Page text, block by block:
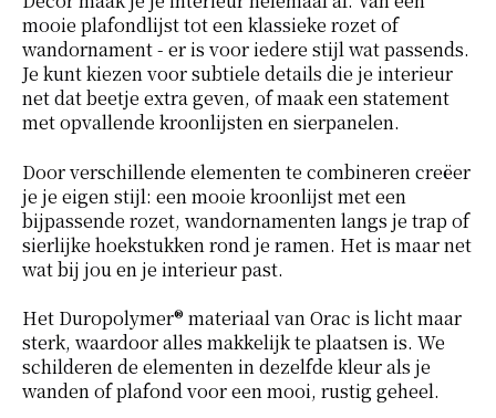
mooie plafondlijst tot een klassieke rozet of
wandornament - er is voor iedere stijl wat passends.
Je kunt kiezen voor subtiele details die je interieur
net dat beetje extra geven, of maak een statement
met opvallende kroonlijsten en sierpanelen.
Door verschillende elementen te combineren creëer
je je eigen stijl: een mooie kroonlijst met een
bijpassende rozet, wandornamenten langs je trap of
sierlijke hoekstukken rond je ramen. Het is maar net
wat bij jou en je interieur past.
Het Duropolymer® materiaal van Orac is licht maar
sterk, waardoor alles makkelijk te plaatsen is. We
schilderen de elementen in dezelfde kleur als je
wanden of plafond voor een mooi, rustig geheel.